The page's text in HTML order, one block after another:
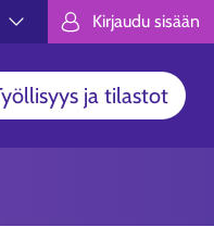
kieli. Välj språk. Choose
Kirjaudu sisään
ja tilastot